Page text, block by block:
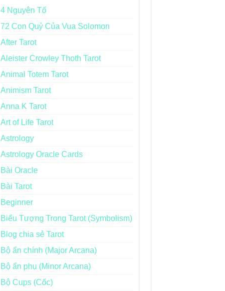
4 Nguyên Tố
72 Con Quỷ Của Vua Solomon
After Tarot
Aleister Crowley Thoth Tarot
Animal Totem Tarot
Animism Tarot
Anna K Tarot
Art of Life Tarot
Astrology
Astrology Oracle Cards
Bài Oracle
Bài Tarot
Beginner
Biểu Tượng Trong Tarot (Symbolism)
Blog chia sẻ Tarot
Bộ ẩn chính (Major Arcana)
Bộ ẩn phụ (Minor Arcana)
Bộ Cups (Cốc)